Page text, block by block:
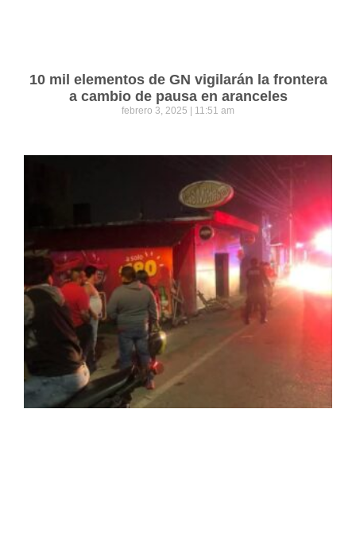
10 mil elementos de GN vigilarán la frontera
a cambio de pausa en aranceles
febrero 3, 2025 11:51 am